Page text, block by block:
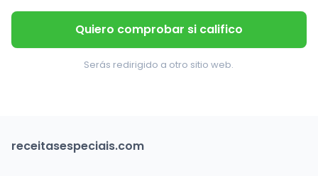
Quiero comprobar si califico
Serás redirigido a otro sitio web.
receitasespeciais.com